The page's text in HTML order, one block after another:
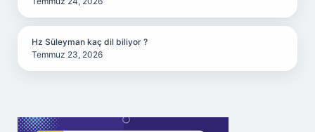
Hz Süleyman kaç dil biliyor ?
Temmuz 23, 2026